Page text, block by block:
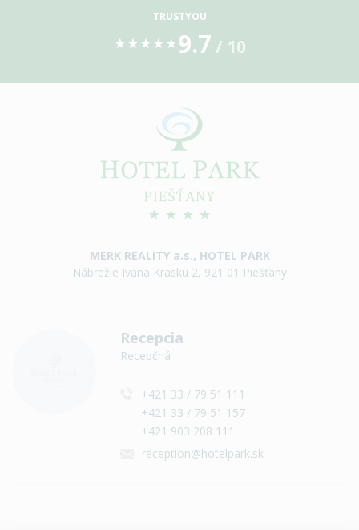
TRUSTYOU
★ ★ ★ ★ ★ 9.7 / 10
MERK REALITY a.s., HOTEL PARK
Nábrežie Ivana Krasku 2, 921 01 Piešťany
Recepcia
Recepčná
+421 33 / 79 51 111
+421 33 / 79 51 157
+421 903 208 111
reception@hotelpark.sk